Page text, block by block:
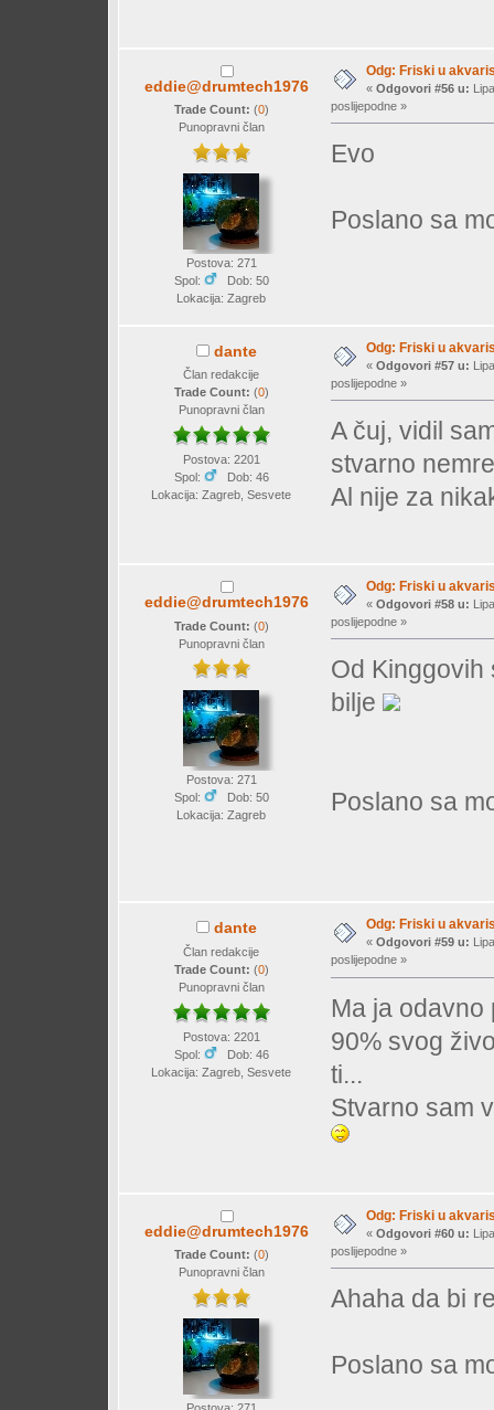
eddie@drumtech1976
Trade Count: (0)
Punopravni član
Postova: 271
Spol:
Dob: 50
Lokacija: Zagreb
Odg: Friski u
« Odgovori #56 u:
poslijepodne »
Evo
Poslano sa
dante
Član redakcije
Trade Count: (0)
Punopravni član
Postova: 2201
Spol:
Dob: 46
Lokacija: Zagreb, Sesvete
Odg: Friski u
« Odgovori #57 u:
poslijepodne »
A čuj, vidil
stvarno
Al nije za
eddie@drumtech1976
Trade Count: (0)
Punopravni član
Postova: 271
Spol:
Dob: 50
Lokacija: Zagreb
Odg: Friski u
« Odgovori #58 u:
poslijepodne »
Od Kinggovih
bilje
Poslano sa
dante
Član redakcije
Trade Count: (0)
Punopravni član
Postova: 2201
Spol:
Dob: 46
Lokacija: Zagreb, Sesvete
Odg: Friski u
« Odgovori #59 u:
poslijepodne »
Ma ja odavno
90% svog
ti...
Stvarno sam
eddie@drumtech1976
Trade Count: (0)
Punopravni član
Odg: Friski u
« Odgovori #60 u:
poslijepodne »
Ahaha da bi
Poslano sa